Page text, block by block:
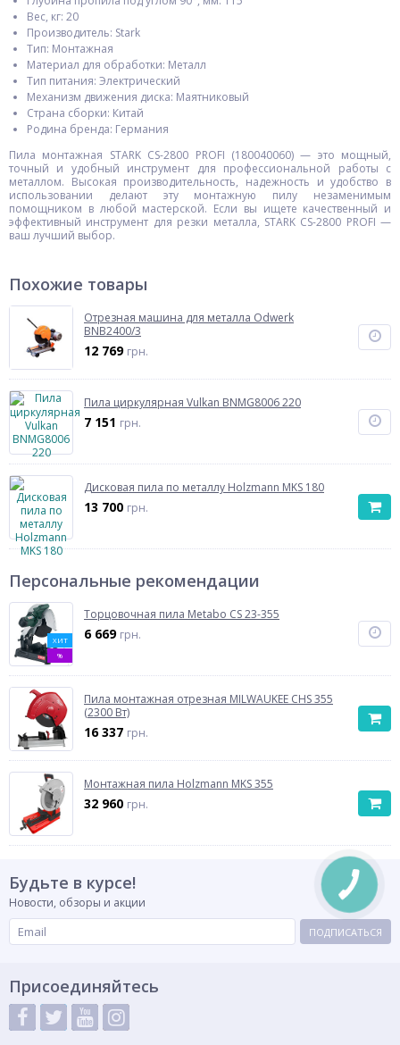
Вес, кг: 20
Производитель: Stark
Тип: Монтажная
Материал для обработки: Металл
Тип питания: Электрический
Механизм движения диска: Маятниковый
Страна сборки: Китай
Родина бренда: Германия
Пила монтажная STARK CS-2800 PROFI (180040060) — это мощный,
точный и удобный инструмент для профессиональной работы с
металлом. Высокая производительность, надежность и удобство в
использовании делают эту монтажную пилу незаменимым
помощником в любой мастерской. Если вы ищете качественный и
эффективный инструмент для резки металла, STARK CS-2800 PROFI —
ваш лучший выбор.
Похожие товары
Отрезная машина для металла Odwerk
BNB2400/3
12 769 грн.
Пила циркулярная Vulkan BNMG8006 220
7 151 грн.
Дисковая пила по металлу Holzmann MKS 180
13 700 грн.
Персональные рекомендации
ХИТ
%
Торцовочная пила Metabo CS 23-355
6 669 грн.
Пила монтажная отрезная MILWAUKEE CHS 355
(2300 Вт)
16 337 грн.
Монтажная пила Holzmann MKS 355
32 960 грн.
Будьте в курсе!
Новости, обзоры и акции
ПОДПИСАТЬСЯ
Присоединяйтесь